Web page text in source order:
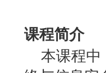
课程简介
本课程中